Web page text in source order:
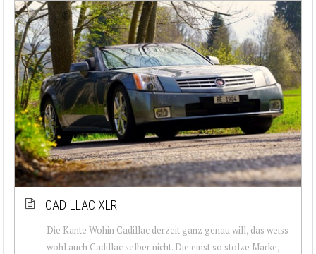
CADILLAC XLR
Die Kante Wohin Cadillac derzeit ganz genau will, das weiss
wohl auch Cadillac selber nicht. Die einst so stolze Marke,